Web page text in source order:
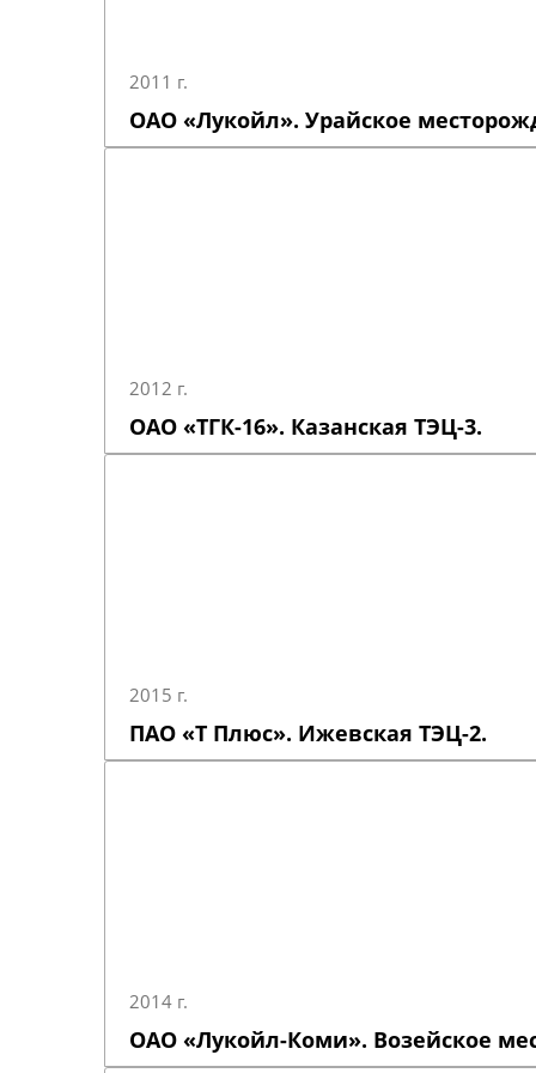
2011 г.
ОАО «Лукойл». Урайское
2012 г.
ОАО «ТГК-16». Казанская ТЭЦ-3.
2015 г.
ПАО «Т Плюс». Ижевская ТЭЦ-2.
2014 г.
ОАО «Лукойл-Коми». Возейское